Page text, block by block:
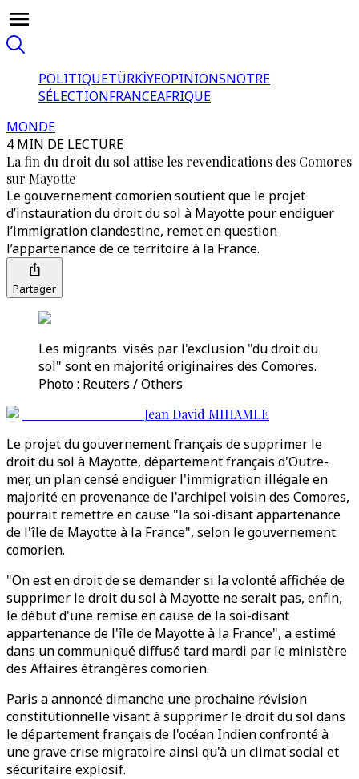
POLITIQUETÜRKİYEOPINIONSNOTRE
SÉLECTIONFRANCEAFRIQUE
MONDE
4 MIN DE LECTURE
La fin du droit du sol attise les revendications des Comores
sur Mayotte
Le gouvernement comorien soutient que le projet
d’instauration du droit du sol à Mayotte pour endiguer
l’immigration clandestine, remet en question
l’appartenance de ce territoire à la France.
Partager
Les migrants visés par l'exclusion "du droit du
sol" sont en majorité originaires des Comores.
Photo : Reuters / Others
Jean David MIHAMLE
Le projet du gouvernement français de supprimer le
droit du sol à Mayotte, département français d'Outre-
mer, un plan censé endiguer l'immigration illégale en
majorité en provenance de l'archipel voisin des Comores,
pourrait remettre en cause "la soi-disant appartenance
de l'île de Mayotte à la France", selon le gouvernement
comorien.
"On est en droit de se demander si la volonté affichée de
supprimer le droit du sol à Mayotte ne serait pas, enfin,
le début d'une remise en cause de la soi-disant
appartenance de l'île de Mayotte à la France", a estimé
dans un communiqué diffusé tard mardi par le ministère
des Affaires étrangères comorien.
Paris a annoncé dimanche une prochaine révision
constitutionnelle visant à supprimer le droit du sol dans
le département français de l'océan Indien confronté à
une grave crise migratoire ainsi qu'à un climat social et
sécuritaire explosif.